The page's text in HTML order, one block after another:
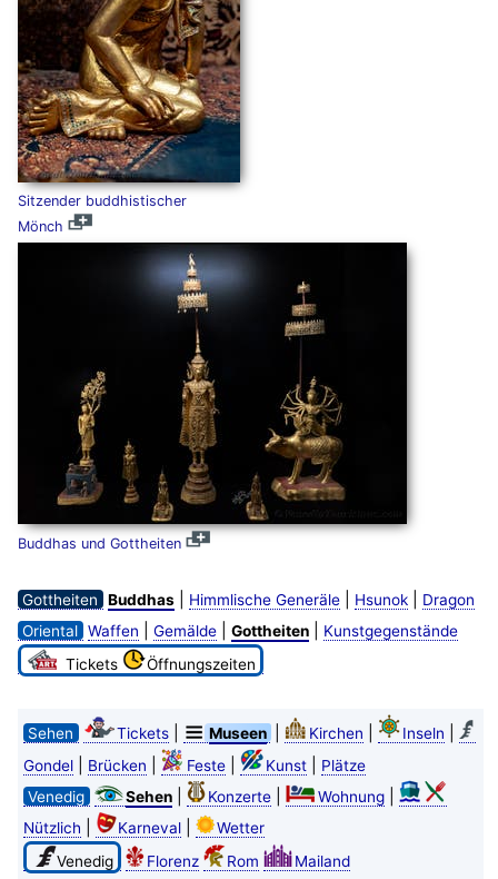
Sitzender buddhistischer
Mönch
Buddhas und Gottheiten
Gottheiten Buddhas| Himmlische Generäle| Hsunok|
Dragon
Oriental Waffen Gemälde| Gottheiten|
Kunstgegenstände
Tickets
Öffnungszeiten
Sehen Tickets| Museen Kirchen Inseln
Gondel| Brücken Feste| Kunst|
Plätze
Venedig
Sehen| Konzerte| Wohnung|
Nützlich Karneval|
Wetter
Venedig
Florenz Rom Mailand